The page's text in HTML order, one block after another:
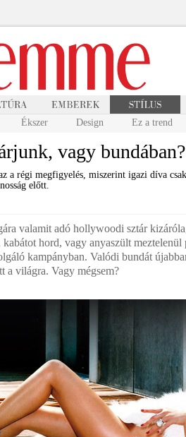
Ékszer Design Ez a trend
vagy bundában?
a régi megfigyelés, miszerint igazi díva
előtt.
valamit adó hollywoodi sztár
kabátot hord, vagy anyaszült
kampányban. Valódi bundát
a világra. Vagy mégsem?